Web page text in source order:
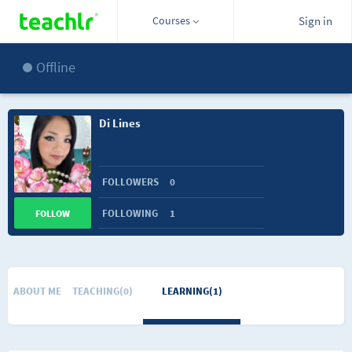
Courses Sign in
Offline
Di Lines
FOLLOWERS 0
FOLLOWING 1
FOLLOW
ABOUT ME TEACHING(0) LEARNING(1)